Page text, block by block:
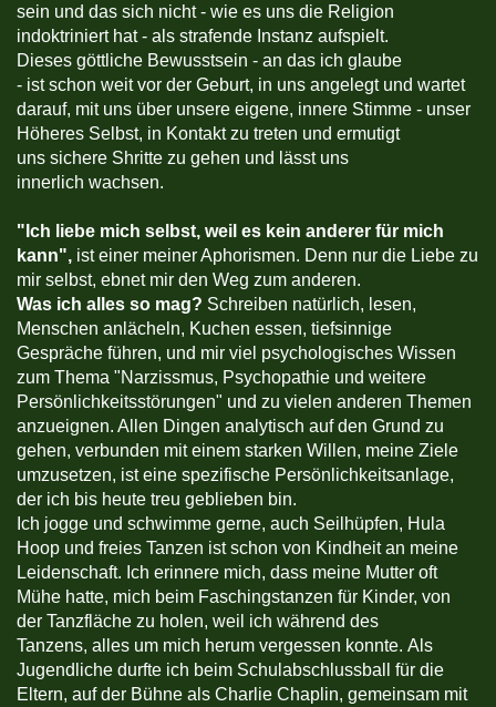
sein und das sich nicht - wie es uns die Religion
indoktriniert hat - als strafende Instanz aufspielt.
Dieses göttliche Bewusstsein - an das ich glaube
- ist schon weit vor der Geburt, in uns angelegt und wartet
darauf, mit uns über unsere eigene, innere Stimme - unser
Höheres Selbst, in Kontakt zu treten und ermutigt
uns sichere Shritte zu gehen und lässt uns
innerlich wachsen.
" Ich liebe mich selbst, weil es kein anderer für mich
kann", ist einer meiner Aphorismen. Denn nur die Liebe zu
mir selbst, ebnet mir den Weg zum anderen.
Was ich alles so mag? Schreiben natürlich, lesen,
Menschen anlächeln, Kuchen essen, tiefsinnige
Gespräche führen, und mir viel psychologisches Wissen
zum Thema "Narzissmus, Psychopathie und weitere
Persönlichkeitsstörungen" und zu vielen anderen Themen
anzueignen. Allen Dingen analytisch auf den Grund zu
gehen, verbunden mit einem starken Willen, meine Ziele
umzusetzen, ist eine spezifische Persönlichkeitsanlage,
der ich bis heute treu geblieben bin.
Ich jogge und schwimme gerne, auch Seilhüpfen, Hula
Hoop und freies Tanzen ist schon von Kindheit an meine
Leidenschaft. Ich erinnere mich, dass meine Mutter oft
Mühe hatte, mich beim Faschingstanzen für Kinder, von
der Tanzfläche zu holen, weil ich während des
Tanzens, alles um mich herum vergessen konnte. Als
Jugendliche durfte ich beim Schulabschlussball für die
Eltern, auf der Bühne als Charlie Chaplin, gemeinsam mit